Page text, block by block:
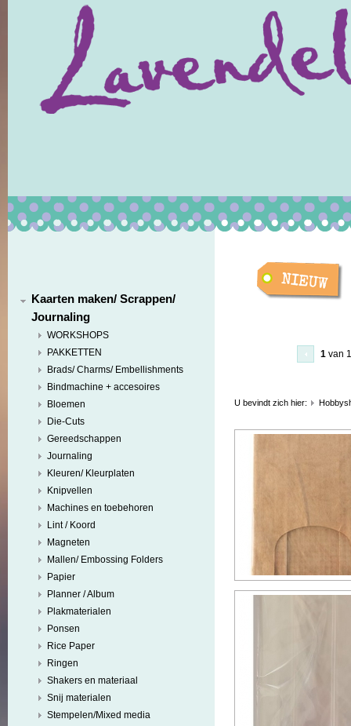
Kaarten maken/ Scrappen/
Journaling
WORKSHOPS
PAKKETTEN
Brads/ Charms/ Embellishments
Bindmachine + accesoires
Bloemen
Die-Cuts
Gereedschappen
Journaling
Kleuren/ Kleurplaten
Knipvellen
Machines en toebehoren
Lint / Koord
Magneten
Mallen/ Embossing Folders
Papier
Planner / Album
Plakmaterialen
Ponsen
Rice Paper
Ringen
Shakers en materiaal
Snij materialen
Stempelen/Mixed media
1van 1
U bevindt zich hier: